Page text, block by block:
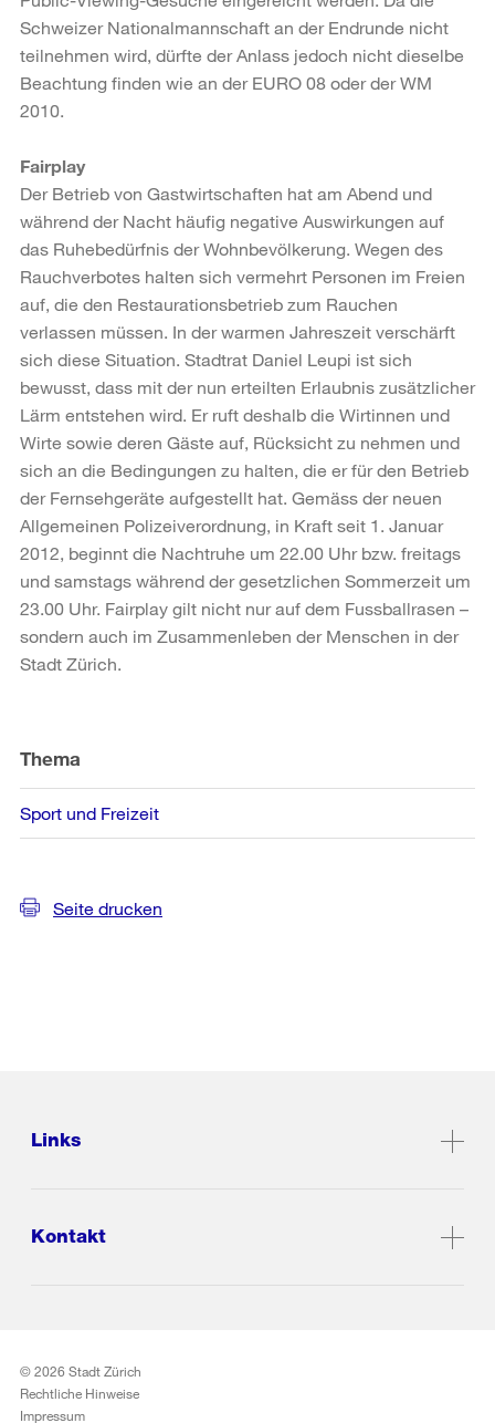
Schweizer Nationalmannschaft an der Endrunde nicht
teilnehmen wird, dürfte der Anlass jedoch nicht dieselbe
Beachtung finden wie an der EURO 08 oder der WM
2010.
Fairplay
Der Betrieb von Gastwirtschaften hat am Abend und
während der Nacht häufig negative Auswirkungen auf
das Ruhebedürfnis der Wohnbevölkerung. Wegen des
Rauchverbotes halten sich vermehrt Personen im Freien
auf, die den Restaurationsbetrieb zum Rauchen
verlassen müssen. In der warmen Jahreszeit verschärft
sich diese Situation. Stadtrat Daniel Leupi ist sich
bewusst, dass mit der nun erteilten Erlaubnis zusätzlicher
Lärm entstehen wird. Er ruft deshalb die Wirtinnen und
Wirte sowie deren Gäste auf, Rücksicht zu nehmen und
sich an die Bedingungen zu halten, die er für den Betrieb
der Fernsehgeräte aufgestellt hat. Gemäss der neuen
Allgemeinen Polizeiverordnung, in Kraft seit 1. Januar
2012, beginnt die Nachtruhe um 22.00 Uhr bzw. freitags
und samstags während der gesetzlichen Sommerzeit um
23.00 Uhr. Fairplay gilt nicht nur auf dem Fussballrasen –
sondern auch im Zusammenleben der Menschen in der
Stadt Zürich.
Informationen
Thema
Sport und Freizeit
Seite drucken
Links
Kontakt
© 2026 Stadt Zürich
Rechtliche Hinweise
Impressum